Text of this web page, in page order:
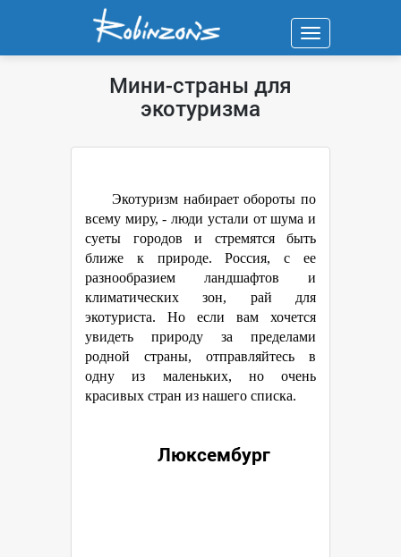
Навигация
Мини-страны для
экотуризма
Экотуризм набирает обороты по
всему миру, - люди устали от шума и
суеты городов и стремятся быть
ближе к природе. Россия, с ее
разнообразием ландшафтов и
климатических зон, рай для
экотуриста. Но если вам хочется
увидеть природу за пределами
родной страны, отправляйтесь в
одну из маленьких, но очень
красивых стран из нашего списка.
Люксембург